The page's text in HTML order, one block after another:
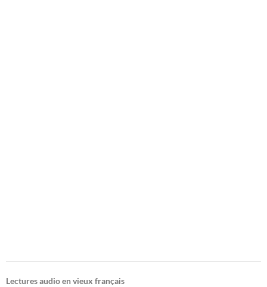
Lectures audio en vieux français